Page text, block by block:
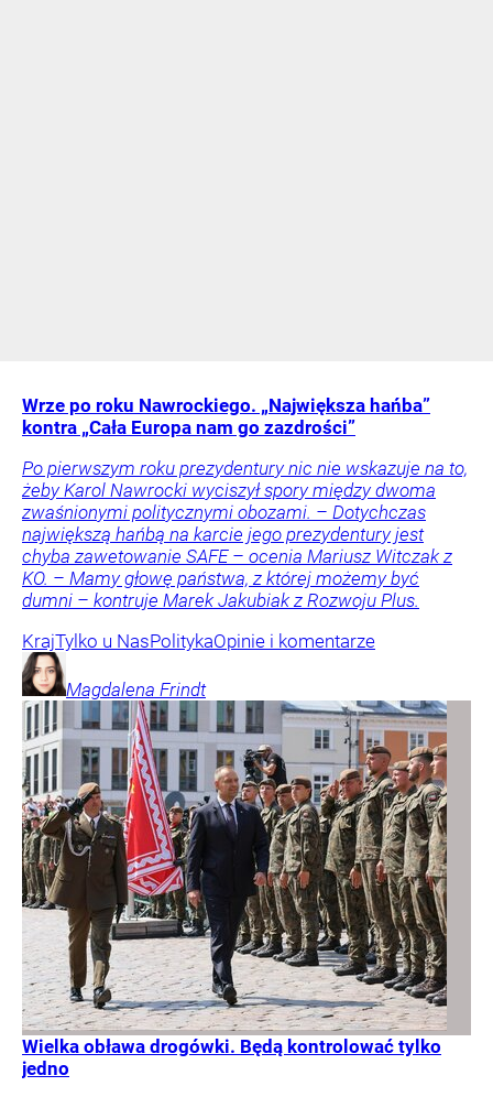
Wrze po roku Nawrockiego. „Największa hańba”
kontra „Cała Europa nam go zazdrości”
Po pierwszym roku prezydentury nic nie wskazuje na to,
żeby Karol Nawrocki wyciszył spory między dwoma
zwaśnionymi politycznymi obozami. – Dotychczas
największą hańbą na karcie jego prezydentury jest
chyba zawetowanie SAFE – ocenia Mariusz Witczak z
KO. – Mamy głowę państwa, z której możemy być
dumni – kontruje Marek Jakubiak z Rozwoju Plus.
KrajTylko u NasPolitykaOpinie i komentarze
Magdalena Frindt
Wielka obława drogówki. Będą kontrolować tylko
jedno